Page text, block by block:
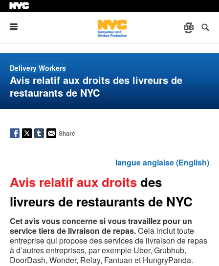
Delivery Workers
Avis relatif aux droits des livreurs de
restaurants de NYC
Share
langue anglaise (English)
Avis relatif aux droitsdes
livreurs de restaurants de NYC
Cet avis vous concerne si vous travaillez pour un
service tiers de livraison de repas.Cela inclut toute
entreprise qui propose des services de livraison de repas
à d’autres entreprises, par exemple Uber, Grubhub,
DoorDash, Wonder, Relay, Fantuan et HungryPanda.